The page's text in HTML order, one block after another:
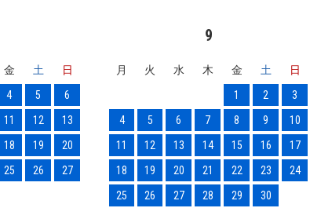
金 土
日
4 5
6
11 12
13
18 19
20
25 26
27
9
月 火 水 木 金 土
日
1
2
3
4
5 6 7 8 9
10
11
12 13 14 15 16
17
18
19 20 21 22 23
24
25
26 27 28 29 30